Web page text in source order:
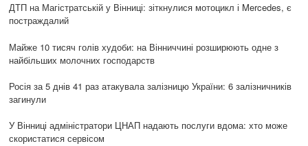
ДТП на Магістратській у Вінниці: зіткнулися мотоцикл і Mercedes, є
постраждалий
Майже 10 тисяч голів худоби: на Вінниччині розширюють одне з
найбільших молочних господарств
Росія за 5 днів 41 раз атакувала залізницю України: 6 залізничників
загинули
У Вінниці адміністратори ЦНАП надають послуги вдома: хто може
скористатися сервісом